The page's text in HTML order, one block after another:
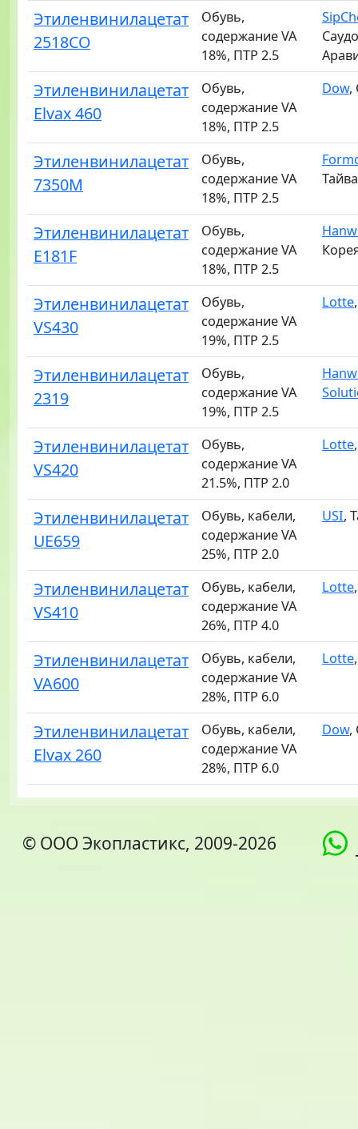
Этиленвинилацетат
2518CO
Обувь,
содержание VA
18%, ПТР 2.5
Этиленвинилацетат
Elvax 460
Обувь,
содержание VA
18%, ПТР 2.5
Dow,
Этиленвинилацетат
7350M
Обувь,
содержание VA
18%, ПТР 2.5
Этиленвинилацетат
E181F
Обувь,
содержание VA
18%, ПТР 2.5
Этиленвинилацетат
VS430
Обувь,
содержание VA
19%, ПТР 2.5
Lotte
Этиленвинилацетат
2319
Обувь,
содержание VA
19%, ПТР 2.5
Этиленвинилацетат
VS420
Обувь,
содержание VA
21.5%, ПТР 2.0
Lotte
Этиленвинилацетат
UE659
Обувь, кабели,
содержание VA
25%, ПТР 2.0
USI,
Этиленвинилацетат
VS410
Обувь, кабели,
содержание VA
26%, ПТР 4.0
Lotte
Этиленвинилацетат
VA600
Обувь, кабели,
содержание VA
28%, ПТР 6.0
Lotte
Этиленвинилацетат
Elvax 260
Обувь, кабели,
содержание VA
28%, ПТР 6.0
Dow,
© ООО Экопластикс, 2009-2026